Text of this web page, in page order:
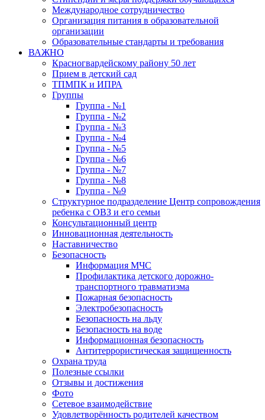
Международное сотрудничество
Организация питания в образовательной
организации
Образовательные стандарты и требования
ВАЖНО
Красногвардейскому району 50 лет
Прием в детский сад
ТПМПК и ИПРА
Группы
Группа - №1
Группа - №2
Группа - №3
Группа - №4
Группа - №5
Группа - №6
Группа - №7
Группа - №8
Группа - №9
Структурное подразделение Центр сопровождения
ребенка с ОВЗ и его семьи
Консультационный центр
Инновационная деятельность
Наставничество
Безопасность
Информация МЧС
Профилактика детского дорожно-
транспортного травматизма
Пожарная безопасность
Электробезопасность
Безопасность на льду
Безопасность на воде
Информационная безопасность
Антитеррористическая защищенность
Охрана труда
Полезные ссылки
Отзывы и достижения
Фото
Сетевое взаимодействие
Удовлетворённость родителей качеством